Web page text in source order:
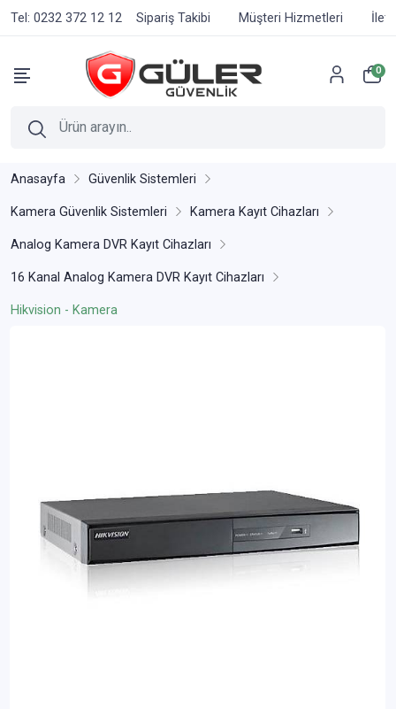
Tel: 0232 372 12 12 Sipariş Takibi Müşteri Hizmetleri
0
Anasayfa Güvenlik Sistemleri
Kamera Güvenlik Sistemleri Kamera Kayıt Cihazları
Analog Kamera DVR Kayıt Cihazları
16 Kanal Analog Kamera DVR Kayıt Cihazları
Hikvision - Kamera